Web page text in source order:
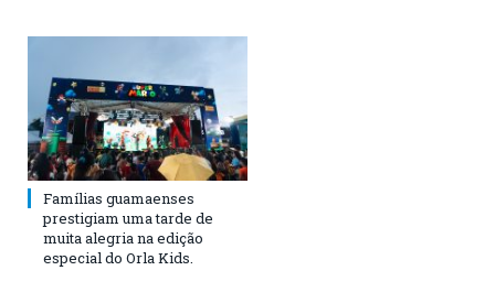
Famílias guamaenses
prestigiam uma tarde de
muita alegria na edição
especial do Orla Kids.